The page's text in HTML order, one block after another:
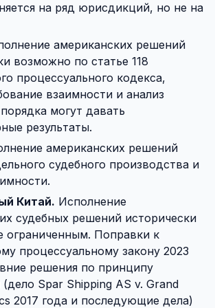
на ряд юрисдикций, но не на
американских решений
возможно по статье 118
процессуального кодекса,
взаимности и анализ
могут давать
результаты.
американских решений
судебного производства и
Китай. Исполнение
судебных решений исторически
ограниченным. Поправки к
процессуальному закону 2023
решения по принципу
Spar Shipping AS v. Grand
2017 года и последующие дела)